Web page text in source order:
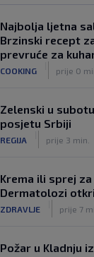
NOGOMET
|
Izvinjenje s
„gomila slabića“ u
Najbolja ljetna
Brzinski recept
prevruće za
COOKING prije 0
Zelenski u
posjetu Srbiji
REGIJA prije 3 min.
Krema ili sprej za
Dermatolozi
ZDRAVLJE prije 7
Požar u Kladnju